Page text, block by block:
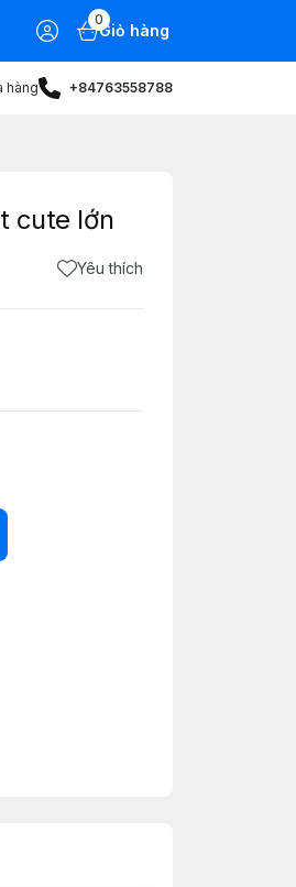
0
Giỏ hàng
hàng +84763558788
cute lớn
Yêu thích